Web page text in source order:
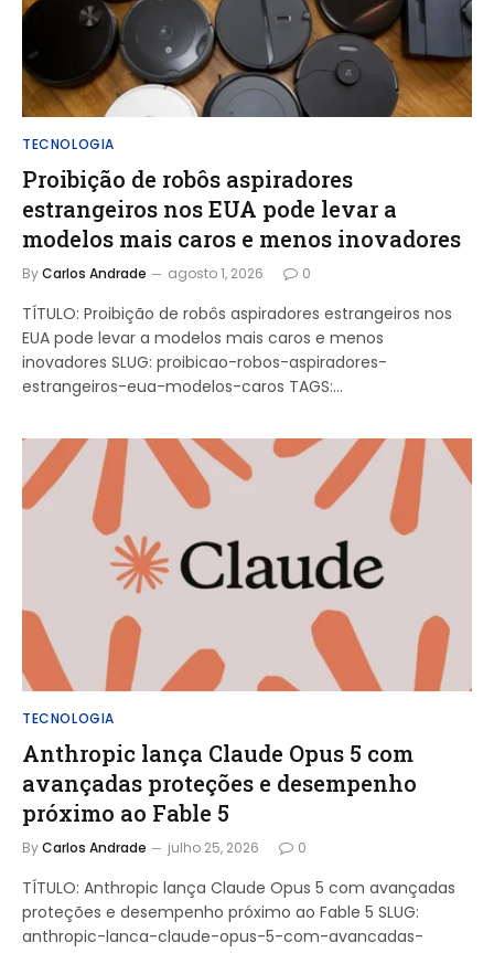
TECNOLOGIA
Proibição de robôs aspiradores
estrangeiros nos EUA pode levar a
modelos mais caros e menos inovadores
ByCarlos Andrade agosto 1, 2026 0
TÍTULO: Proibição de robôs aspiradores estrangeiros nos
EUA pode levar a modelos mais caros e menos
inovadores SLUG: proibicao-robos-aspiradores-
estrangeiros-eua-modelos-caros TAGS:…
TECNOLOGIA
Anthropic lança Claude Opus 5 com
avançadas proteções e desempenho
próximo ao Fable 5
ByCarlos Andrade julho 25, 2026 0
TÍTULO: Anthropic lança Claude Opus 5 com avançadas
proteções e desempenho próximo ao Fable 5 SLUG:
anthropic-lanca-claude-opus-5-com-avancadas-